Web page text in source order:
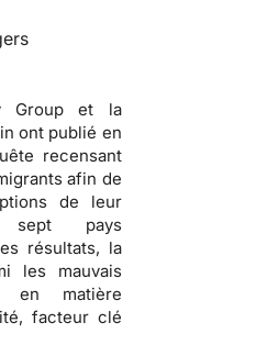
Group et la
ont publié en
recensant
afin de
de leur
sept pays
résultats, la
les mauvais
en matière
facteur clé